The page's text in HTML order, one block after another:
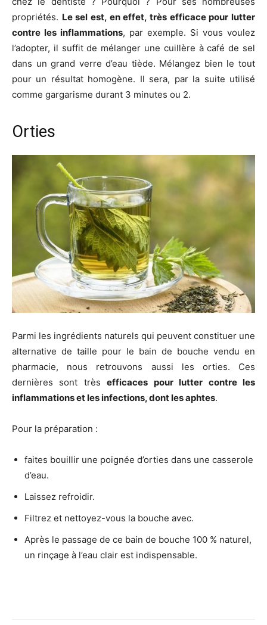
propriétés. Le sel est, en effet, très efficace pour lutter
contre les inflammations, par exemple. Si vous voulez
l’adopter, il suffit de mélanger une cuillère à café de sel
dans un grand verre d’eau tiède. Mélangez bien le tout
pour un résultat homogène. Il sera, par la suite utilisé
comme gargarisme durant 3 minutes ou 2.
Orties
Parmi les ingrédients naturels qui peuvent constituer une
alternative de taille pour le bain de bouche vendu en
pharmacie, nous retrouvons aussi les orties. Ces
dernières sont trèsefficaces pour lutter contre les
inflammations et les infections, dont les aphtes.
Pour la préparation :
faites bouillir une poignée d’orties dans une casserole
d’eau.
Laissez refroidir.
Filtrez et nettoyez-vous la bouche avec.
Après le passage de ce bain de bouche 100 % naturel,
un rinçage à l’eau clair est indispensable.